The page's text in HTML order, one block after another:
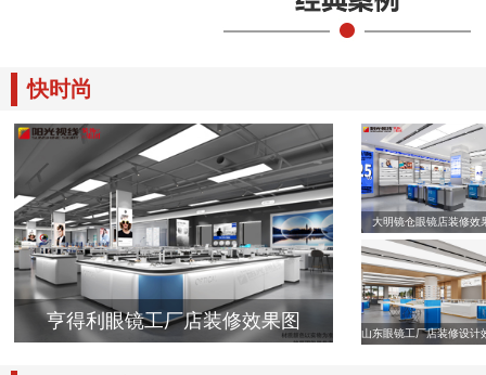
快时尚
亨得利眼镜工厂店装修效果图
大明镜仓眼镜店装修效
山东眼镜工厂店装修设计